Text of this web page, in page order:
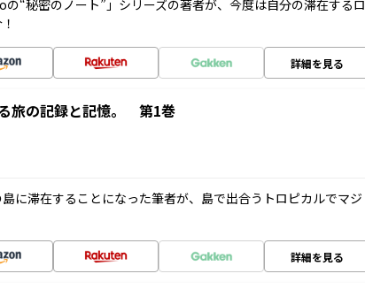
“秘密のノート”」シリーズの著者が、今度は自分の滞在するロ
詳細を見る
旅の記録と記憶。 第1巻
に滞在することになった筆者が、島で出合うトロピカルでマジ
詳細を見る